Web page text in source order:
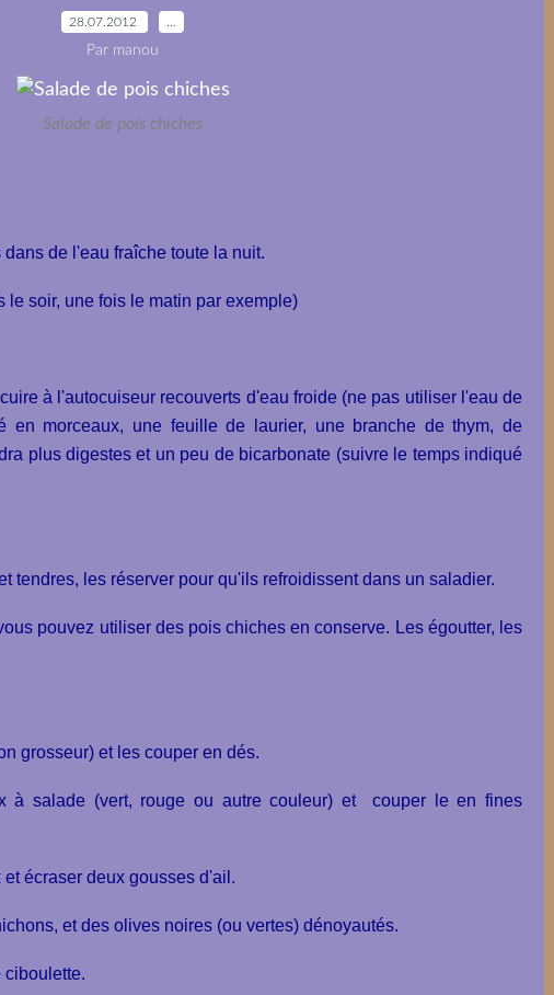
28.07.2012
Par manou
Salade de pois chiches
de l'eau fraîche toute la nuit.
soir, une fois le matin par exemple)
à l'autocuiseur recouverts d'eau froide (ne pas utiliser l'eau de
en morceaux, une feuille de laurier, une branche de thym, de
plus digestes et un peu de bicarbonate (suivre le temps indiqué
tendres, les réserver pour qu'ils refroidissent dans un saladier.
pouvez utiliser des pois chiches en conserve. Les égoutter, les
grosseur) et les couper en dés.
à salade (vert, rouge ou autre couleur) et couper le en fines
écraser deux gousses d'ail.
et des olives noires (ou vertes) dénoyautés.
ciboulette.